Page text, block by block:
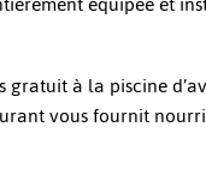
à la piscine
vous fournit